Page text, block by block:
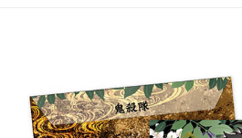
每筆NT$65，滿NT$1,300(含以上)免運費
(不開放使用，請勿選取）